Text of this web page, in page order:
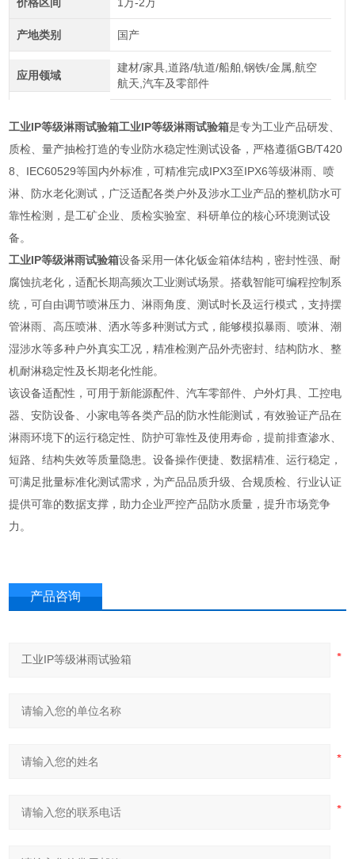
产地类别 国产
应用领域
建材/家具,道路/轨道/船舶,钢铁/金属,航空
航天,汽车及零部件
工业IP等级淋雨试验箱工业IP等级淋雨试验箱是专为工业产品研发、
质检、量产抽检打造的专业防水稳定性测试设备，严格遵循GB/T420
8、IEC60529等国内外标准，可精准完成IPX3至IPX6等级淋雨、喷
淋、防水老化测试，广泛适配各类户外及涉水工业产品的整机防水可
靠性检测，是工矿企业、质检实验室、科研单位的核心环境测试设
备。
工业IP等级淋雨试验箱设备采用一体化钣金箱体结构，密封性强、耐
腐蚀抗老化，适配长期高频次工业测试场景。搭载智能可编程控制系
统，可自由调节喷淋压力、淋雨角度、测试时长及运行模式，支持摆
管淋雨、高压喷淋、洒水等多种测试方式，能够模拟暴雨、喷淋、潮
湿涉水等多种户外真实工况，精准检测产品外壳密封、结构防水、整
机耐淋稳定性及长期老化性能。
该设备适配性，可用于新能源配件、汽车零部件、户外灯具、工控电
器、安防设备、小家电等各类产品的防水性能测试，有效验证产品在
淋雨环境下的运行稳定性、防护可靠性及使用寿命，提前排查渗水、
短路、结构失效等质量隐患。设备操作便捷、数据精准、运行稳定，
可满足批量标准化测试需求，为产品品质升级、合规质检、行业认证
提供可靠的数据支撑，助力企业严控产品防水质量，提升市场竞争
力。
产品咨询